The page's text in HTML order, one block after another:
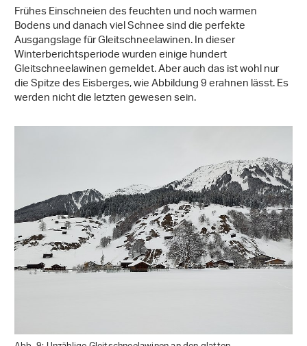
Frühes Einschneien des feuchten und noch warmen
Bodens und danach viel Schnee sind die perfekte
Ausgangslage für Gleitschneelawinen. In dieser
Winterberichtsperiode wurden einige hundert
Gleitschneelawinen gemeldet. Aber auch das ist wohl nur
die Spitze des Eisberges, wie Abbildung 9 erahnen lässt. Es
werden nicht die letzten gewesen sein.